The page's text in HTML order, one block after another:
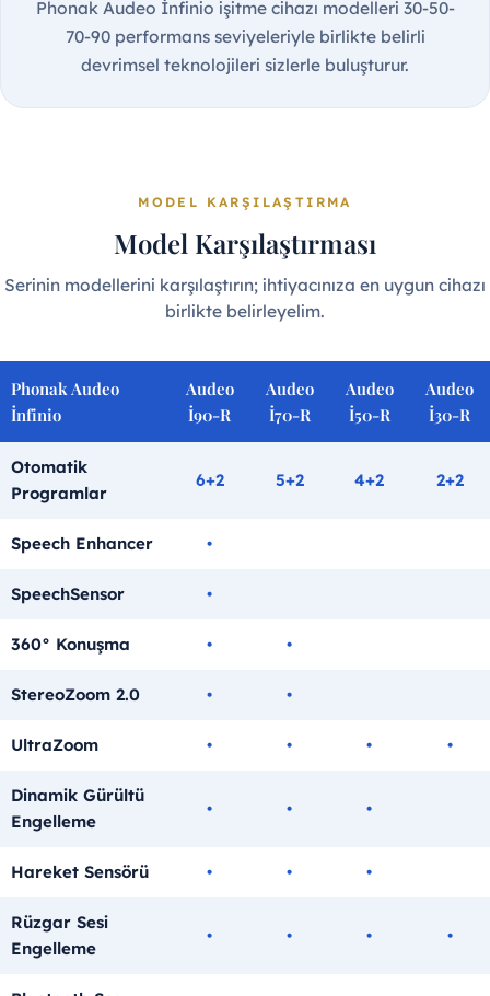
Phonak Audeo İnfinio işitme cihazı modelleri 30-50-
70-90 performans seviyeleriyle birlikte belirli
devrimsel teknolojileri sizlerle buluşturur.
MODEL KARŞILAŞTIRMA
Model Karşılaştırması
Serinin modellerini karşılaştırın; ihtiyacınıza en uygun cihazı
birlikte belirleyelim.
Phonak Audeo
İnfinio
Audeo
İ90-R
Audeo
İ70-R
Audeo
İ50-R
Audeo
İ30-R
Otomatik
Programlar
6+2 5+2 4+2 2+2
Speech Enhancer •
SpeechSensor •
360° Konuşma • •
StereoZoom 2.0 • •
UltraZoom • • • •
Dinamik Gürültü
Engelleme
• • •
Hareket Sensörü • • •
Rüzgar Sesi
Engelleme
• • • •